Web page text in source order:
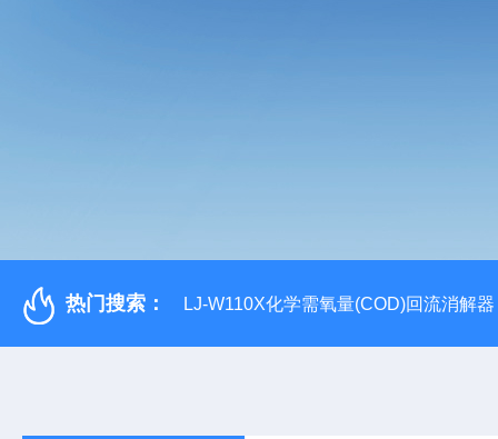
热门搜索： LJ-W110X化学需氧量(COD)回流消解器